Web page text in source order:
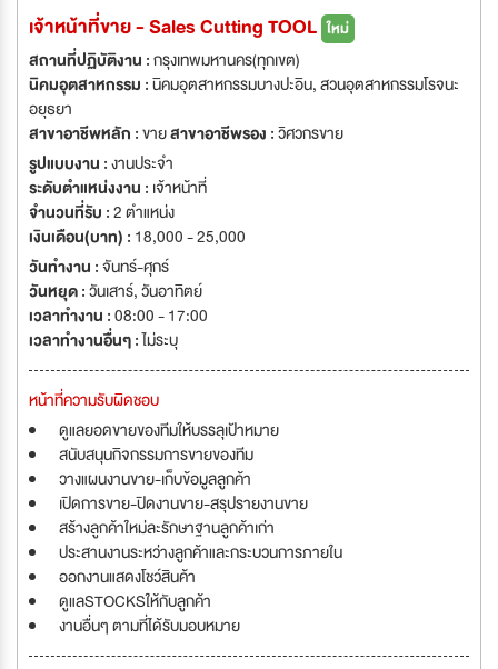
เจ้าหน้าที่ขาย - Sales Cutting TOOL ใหม่
สถานที่ปฏิบัติงาน :กรุงเทพมหานคร(ทุกเขต)
นิคมอุตสาหกรรม :นิคมอุตสาหกรรมบางปะอิน, สวนอุตสาหกรรมโรจนะ
อยุธยา
สาขาอาชีพหลัก :ขายสาขาอาชีพรอง :วิศวกรขาย
รูปแบบงาน :งานประจำ
ระดับตำแหน่งงาน : เจ้าหน้าที่
จำนวนที่รับ :2 ตำแหน่ง
เงินเดือน(บาท) : 18,000 - 25,000
วันทำงาน :จันทร์-ศุกร์
วันหยุด :วันเสาร์,วันอาทิตย์
เวลาทำงาน :08:00 - 17:00
เวลาทำงานอื่นๆ :ไม่ระบุ
หน้าที่ความรับผิดชอบ
ดูแลยอดขายของทีมให้บรรลุเป้าหมาย
สนับสนุนกิจกรรมการขายของทีม
วางแผนงานขาย-เก็บข้อมูลลูกค้า
เปิดการขาย-ปิดงานขาย-สรุปรายงานขาย
สร้างลูกค้าใหม่ละรักษาฐานลูกค้าเก่า
ประสานงานระหว่างลูกค้าและกระบวนการภายใน
ออกงานแสดงโชว์สินค้า
ดูแลSTOCKSให้กับลูกค้า
งานอื่นๆ ตามที่ได้รับมอบหมาย